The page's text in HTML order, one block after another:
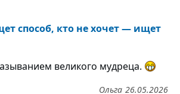
способ, кто не хочет — ищет
великого мудреца.
26.05.2026
Ольга